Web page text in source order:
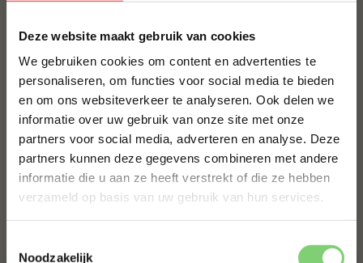
Deze website maakt gebruik van cookies
We gebruiken cookies om content en advertenties te
personaliseren, om functies voor social media te bieden
en om ons websiteverkeer te analyseren. Ook delen we
informatie over uw gebruik van onze site met onze
partners voor social media, adverteren en analyse. Deze
partners kunnen deze gegevens combineren met andere
informatie die u aan ze heeft verstrekt of die ze hebben
verzameld op basis van uw gebruik van hun services.
Noodzakelijk
ANDEREN KOCHTEN OOK
ZEBRABIEFSTUK
€ 7,85
JALAPEÑO CHEDDAR WORST HOME MADE
TEXAS STYLE
€ 8,99
EENDENBORSTFILET
10% korting op je
eerste bestelling*
Schrijf je in voor onze nieuwsbrief en ontvang direct
10% korting op jouw eerste bestelling.
VOORNAAM
ACHTERNAAM